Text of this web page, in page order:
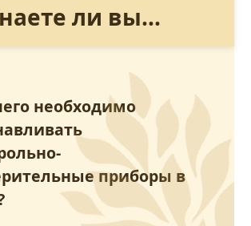
ли вы...
необходимо
приборы в